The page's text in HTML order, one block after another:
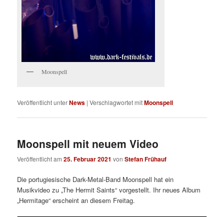
Moonspell
Veröffentlicht unterNews |Verschlagwortet mitMoonspell
Moonspell mit neuem Video
Veröffentlicht am25. Februar 2021 vonStefan Frühauf
Die portugiesische Dark-Metal-Band Moonspell hat ein
Musikvideo zu „The Hermit Saints“ vorgestellt. Ihr neues Album
„Hermitage“ erscheint an diesem Freitag.